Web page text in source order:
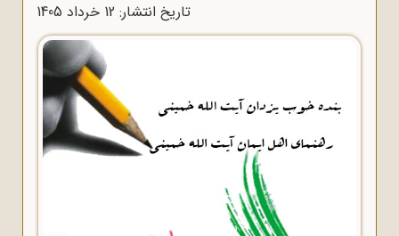
تاریخ انتشار: 12 خرداد 1405